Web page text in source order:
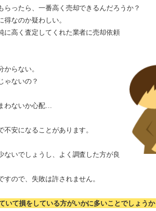
ったら、一番高く売却できるんだろうか？
得なのか疑わしい。
高く査定してくれた業者に売却依頼
らない。
ゃないの？
わないか心配…
安になることがあります。
いでしょうし、よく調査した方が良
ので、失敗は許されません。
いて損をしている方がいかに多いことでしょうか